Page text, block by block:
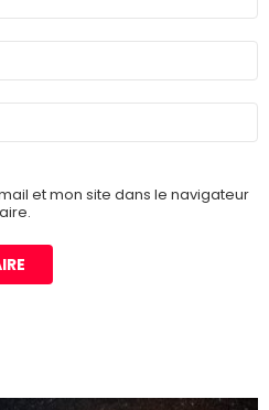
et mon site dans le navigateur